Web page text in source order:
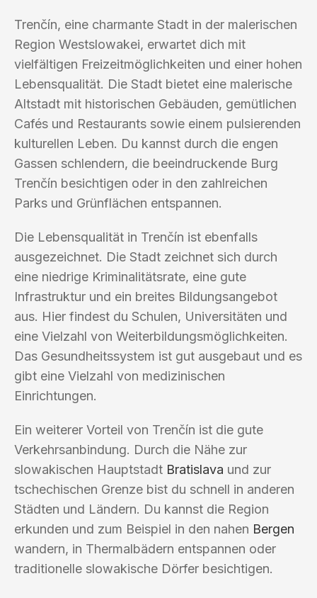
Trenčín, eine charmante Stadt in der malerischen
Region Westslowakei, erwartet dich mit
vielfältigen Freizeitmöglichkeiten und einer hohen
Lebensqualität. Die Stadt bietet eine malerische
Altstadt mit historischen Gebäuden, gemütlichen
Cafés und Restaurants sowie einem pulsierenden
kulturellen Leben. Du kannst durch die engen
Gassen schlendern, die beeindruckende Burg
Trenčín besichtigen oder in den zahlreichen
Parks und Grünflächen entspannen.
Die Lebensqualität in Trenčín ist ebenfalls
ausgezeichnet. Die Stadt zeichnet sich durch
eine niedrige Kriminalitätsrate, eine gute
Infrastruktur und ein breites Bildungsangebot
aus. Hier findest du Schulen, Universitäten und
eine Vielzahl von Weiterbildungsmöglichkeiten.
Das Gesundheitssystem ist gut ausgebaut und es
gibt eine Vielzahl von medizinischen
Einrichtungen.
Ein weiterer Vorteil von Trenčín ist die gute
Verkehrsanbindung. Durch die Nähe zur
slowakischen Hauptstadt Bratislava und zur
tschechischen Grenze bist du schnell in anderen
Städten und Ländern. Du kannst die Region
erkunden und zum Beispiel in den nahen Bergen
wandern, in Thermalbädern entspannen oder
traditionelle slowakische Dörfer besichtigen.